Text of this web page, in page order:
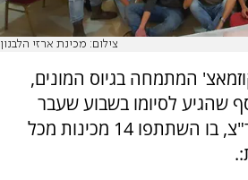
צילום: מכינת ארזי הלבנון
המתמחה בגיוס המונים,
שהגיע לסיומו בשבוע שעבר
למועצת המכינות הקד"צ, בו השתתפו 14 מכינות מכל